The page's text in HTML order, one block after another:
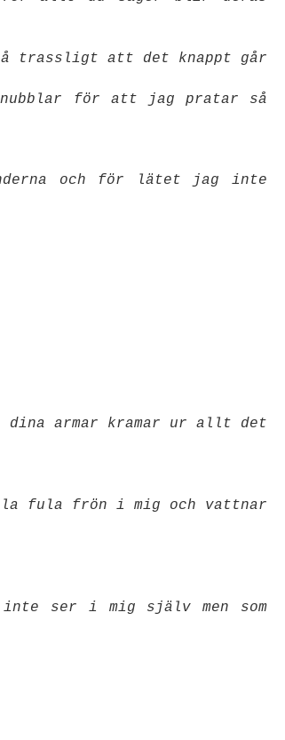
trassligt att det knappt går
för att jag pratar så
och för lätet jag inte
armar kramar ur allt det
fula frön i mig och vattnar
ser i mig själv men som